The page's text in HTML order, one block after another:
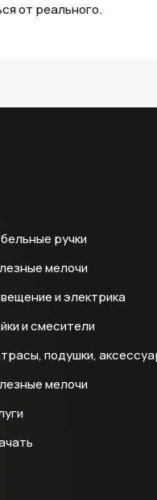
от реального.
ручки
мелочи
и электрика
и смесители
подушки,
мелочи